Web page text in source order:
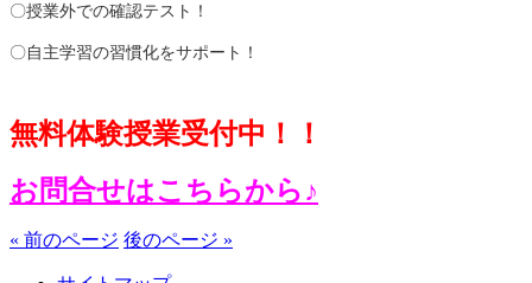
〇授業外での確認テスト！
〇自主学習の習慣化をサポート！
無料体験授業受付中！！
お問合せはこちらから♪
« 前のページ 後のページ »